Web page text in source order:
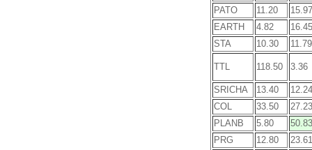
PATO
11.20
15.97
EARTH
4.82
16.45
STA
10.30 11.79
TTL 118.50 3.36
SRICHA 13.40
12.24
COL
33.50
27.23
PLANB
5.80
50.83
PRG
12.80
23.61